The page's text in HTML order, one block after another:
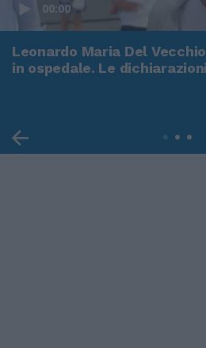
00:00
Leonardo Maria Del
in ospedale. Le